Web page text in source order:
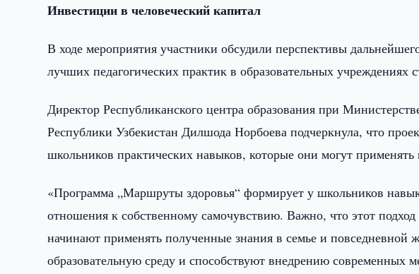
Инвестиции в человеческий капитал
В ходе мероприятия участники обсудили перспективы
лучших педагогических практик в образовательных учреждениях
Директор Республиканского центра образования при
Республики Узбекистан Дилшода Норбоева подчеркнула, что
школьников практических навыков, которые они могут
«Программа „Маршруты здоровья“ формирует у школьников
отношения к собственному самочувствию. Важно, что этот
начинают применять полученные знания в семье и
образовательную среду и способствуют внедрению современных